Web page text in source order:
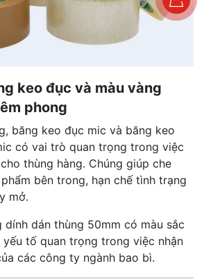
keo đục và màu vàng
phong
băng keo đục mic và băng keo
có vai trò quan trọng trong việc
thùng hàng. Chúng giúp che
bên trong, hạn chế tình trạng
mở.
dính dán thùng 50mm có màu sắc
tố quan trọng trong việc nhận
các công ty ngành bao bì.